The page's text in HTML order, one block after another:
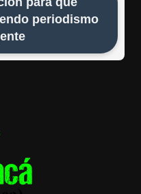
periodismo